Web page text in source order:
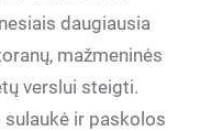
daugiausia
mažmeninės
verslui steigti.
ir paskolos